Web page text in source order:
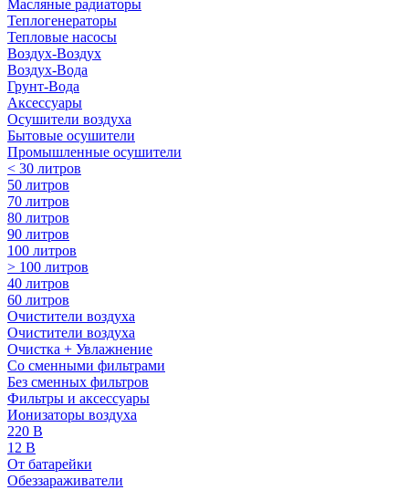
Масляные радиаторы
Теплогенераторы
Тепловые насосы
Воздух-Воздух
Воздух-Вода
Грунт-Вода
Аксессуары
Осушители воздуха
Бытовые осушители
Промышленные осушители
< 30 литров
50 литров
70 литров
80 литров
90 литров
100 литров
> 100 литров
40 литров
60 литров
Очистители воздуха
Очистители воздуха
Очистка + Увлажнение
Cо сменными фильтрами
Без сменных фильтров
Фильтры и аксессуары
Ионизаторы воздуха
220 В
12 В
От батарейки
Обеззараживатели